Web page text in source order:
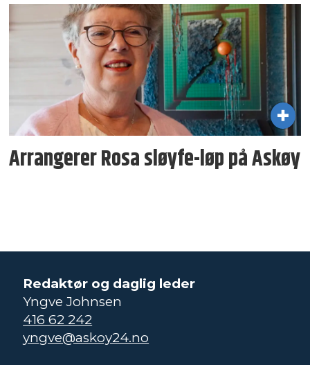
Arrangerer Rosa sløyfe-løp på Askøy
Redaktør og daglig leder
Yngve Johnsen
416 62 242
yngve@askoy24.no